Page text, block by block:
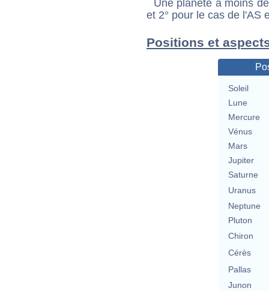
Une planète à moins
et 2° pour le cas de l'AS
Positions et
Soleil
Lune
Mercure
Vénus
Mars
Jupiter
Saturne
Uranus
Neptune
Pluton
Chiron
Cérès
Pallas
Junon